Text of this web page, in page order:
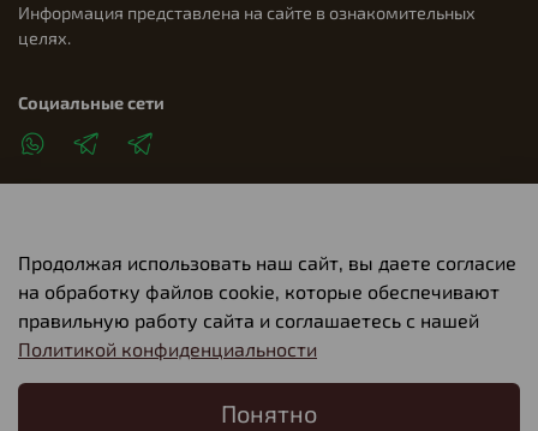
Клиентам
О компании
Информация представлена на сайте в ознакомительных
целях.
Социальные сети
Продолжая использовать наш сайт, вы даете согласие
на обработку файлов cookie, которые обеспечивают
правильную работу сайта и соглашаетесь с нашей
Политикой конфиденциальности
Понятно